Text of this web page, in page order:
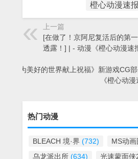
橙心动漫速报
上一篇
[在做了！京阿尼复活后的第
透露！] | - 动漫《橙心动漫速
[《为美好的世界献上祝福》新游戏CG
《橙心动
热门动漫
BLEACH 境·界 (732) MS动
乌龙派出所 (634) 光速蒙面侠